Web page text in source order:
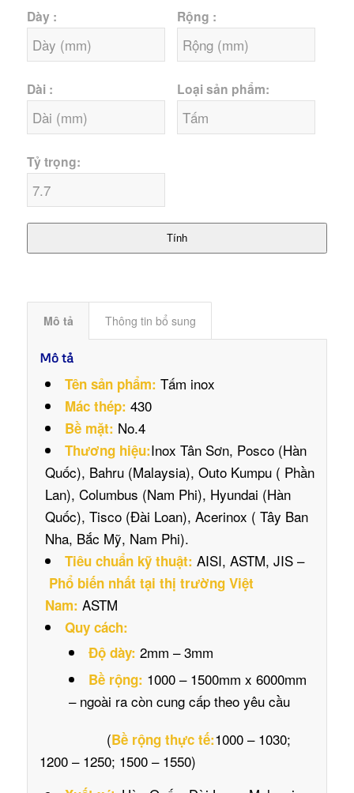
Dày : Rộng :
Dài : Loại sản phẩm:
Tỷ trọng:
Tính
Mô tả Thông tin bổ sung
Mô tả
Tên sản phẩm: Tấm inox
Mác thép: 430
Bề mặt: No.4
Thương hiệu:Inox Tân Sơn, Posco (Hàn
Quốc), Bahru (Malaysia), Outo Kumpu ( Phần
Lan), Columbus (Nam Phi), Hyundai (Hàn
Quốc), Tisco (Đài Loan), Acerinox ( Tây Ban
Nha, Bắc Mỹ, Nam Phi).
Tiêu chuẩn kỹ thuật: AISI, ASTM, JIS –
Phổ biến nhất tại thị trường Việt
Nam: ASTM
Quy cách:
Độ dày: 2mm – 3mm
Bề rộng: 1000 – 1500mm x 6000mm
– ngoài ra còn cung cấp theo yêu cầu
(Bề rộng thực tế:1000 – 1030;
1200 – 1250; 1500 – 1550)